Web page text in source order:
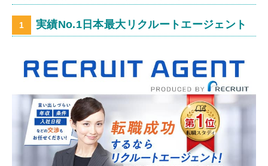
実績No.1日本最大リクルートエージェント